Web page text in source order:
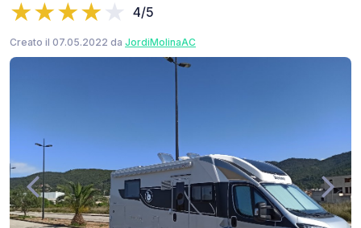
4/5
Creato il 07.05.2022 da JordiMolinaAC